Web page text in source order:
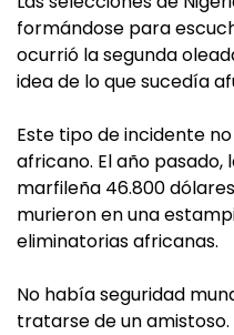
formándose para
ocurrió la segunda
idea de lo que sucedía
Este tipo de incidente
africano. El año pasado,
marfileña 46.800
murieron en una
eliminatorias africanas.
No había seguridad
tratarse de un amistoso.